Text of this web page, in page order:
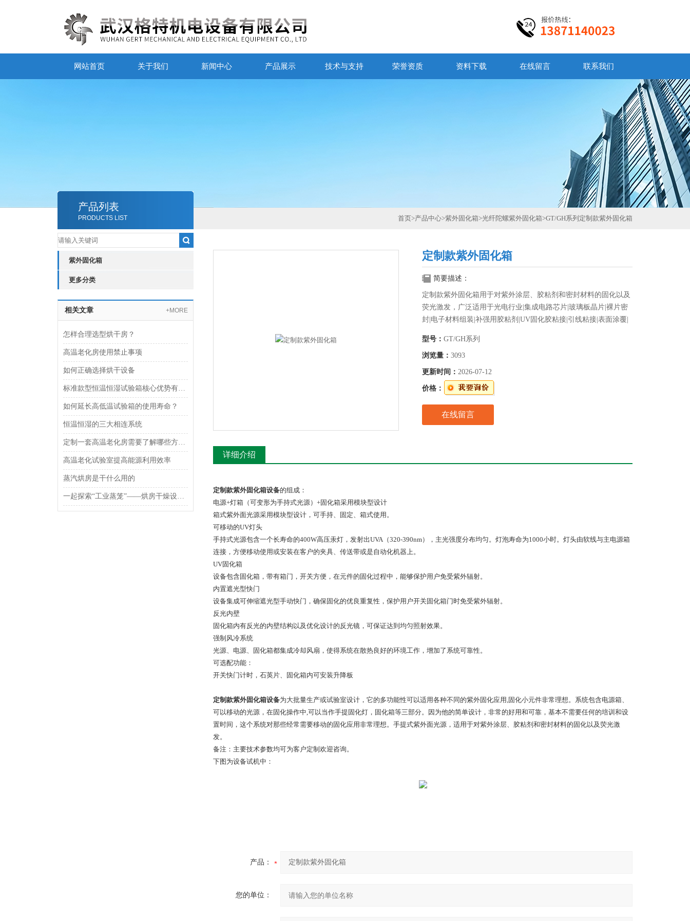
网站首页 关于我们 新闻中心 产品展示 技术与支持 荣誉资质 资料下载 在线留言 联系我们
产品列表
PRODUCTS LIST
紫外固化箱
更多分类
相关文章 +MORE
怎样合理选型烘干房？
高温老化房使用禁止事项
如何正确选择烘干设备
标准款型恒温恒湿试验箱核心优势有哪些？
如何延长高低温试验箱的使用寿命？
恒温恒湿的三大相连系统
定制一套高温老化房需要了解哪些方面？
高温老化试验室提高能源利用效率
蒸汽烘房是干什么用的
一起探索“工业蒸笼”——烘房干燥设备的奥秘
首页>产品中心>紫外固化箱>光纤陀螺紫外固化箱>GT/GH系列定制款紫外固化箱
定制款紫外固化箱
简要描述：
定制款紫外固化箱用于对紫外涂层、胶粘剂和密封材料的固化以及
荧光激发，广泛适用于光电行业|集成电路芯片|玻璃板晶片|裸片密
封|电子材料组装|补强用胶粘剂|UV固化胶粘接|引线粘接|表面涂覆|
UV固化设备。
型号： GT/GH系列
浏览量： 3093
更新时间： 2026-07-12
价格：
在线留言
详细介绍
定制款紫外固化箱设备的组成：
电源+灯箱（可变形为手持式光源）+固化箱采用模块型设计
箱式紫外面光源采用模块型设计，可手持、固定、箱式使用。
可移动的UV灯头
手持式光源包含一个长寿命的400W高压汞灯，发射出UVA（320-390nm），主光强度分布均匀。灯泡寿命为1000小时。灯头由软线与主电源箱
连接，方便移动使用或安装在客户的夹具、传送带或是自动化机器上。
UV固化箱
设备包含固化箱，带有箱门，开关方便，在元件的固化过程中，能够保护用户免受紫外辐射。
内置遮光型快门
设备集成可伸缩遮光型手动快门，确保固化的优良重复性，保护用户开关固化箱门时免受紫外辐射。
反光内壁
固化箱内有反光的内壁结构以及优化设计的反光镜，可保证达到均匀照射效果。
强制风冷系统
光源、电源、固化箱都集成冷却风扇，使得系统在散热良好的环境工作，增加了系统可靠性。
可选配功能：
开关快门计时，石英片、固化箱内可安装升降板
定制款紫外固化箱设备为大批量生产或试验室设计，它的多功能性可以适用各种不同的紫外固化应用,固化小元件非常理想。系统包含电源箱、
可以移动的光源，在固化操作中,可以当作手提固化灯，固化箱等三部分。因为他的简单设计，非常的好用和可靠，基本不需要任何的培训和设
置时间，这个系统对那些经常需要移动的固化应用非常理想。手提式紫外面光源，适用于对紫外涂层、胶粘剂和密封材料的固化以及荧光激
发。
备注：主要技术参数均可为客户定制欢迎咨询。
下图为设备试机中：
产品：
您的单位：